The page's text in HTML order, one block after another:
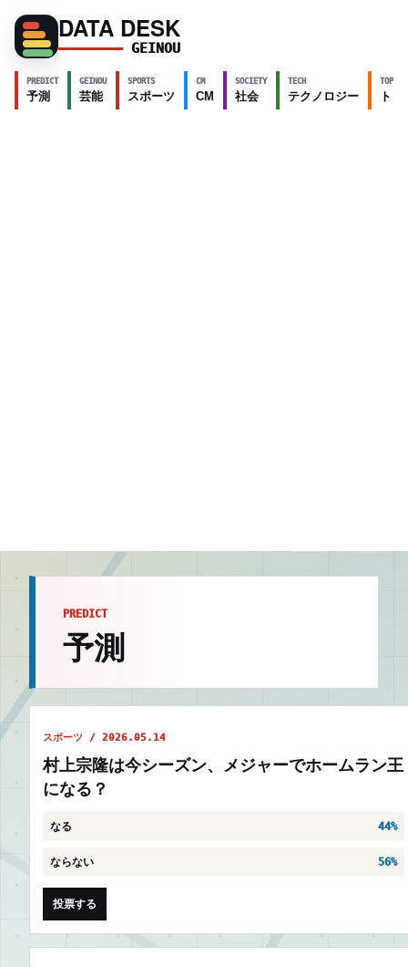
DATA DESK
GEINOU
PREDICT
予測
GEINOU
芸能
SPORTS
スポーツ
CM
CM
SOCIETY
社会
TECH
テクノロジー
TOPICS
ト
PREDICT
予測
スポーツ / 2026.05.14
村上宗隆は今シーズン、メジャーでホームラン王
になる？
なる 44%
ならない 56%
投票する